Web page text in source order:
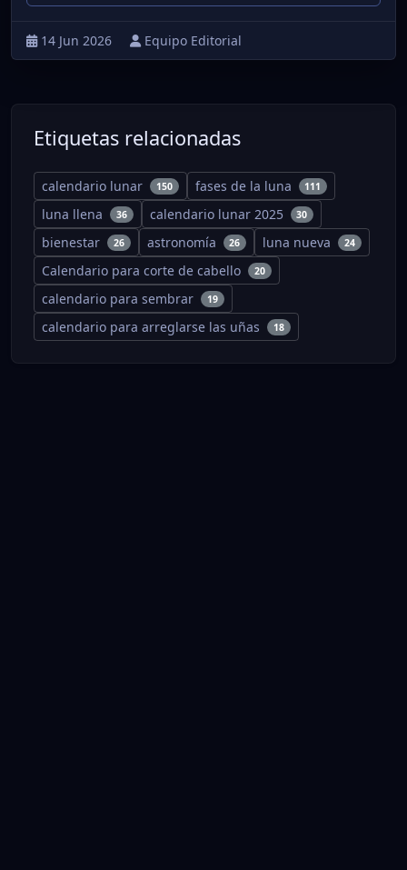
14 Jun 2026 Equipo Editorial
Etiquetas relacionadas
calendario lunar 150 fases de la luna 111
luna llena 36 calendario lunar 2025 30
bienestar 26 astronomía 26 luna nueva 24
Calendario para corte de cabello 20
calendario para sembrar 19
calendario para arreglarse las uñas 18